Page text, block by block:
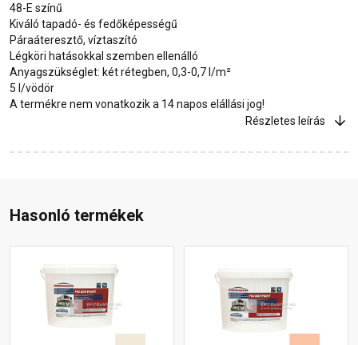
48-E színű
Kiváló tapadó- és fedőképességű
Páraáteresztő, víztaszító
Légköri hatásokkal szemben ellenálló
Anyagszükséglet: két rétegben, 0,3-0,7 l/m²
5 l/vödör
A termékre nem vonatkozik a 14 napos elállási jog!
Részletes leírás
Hasonló termékek